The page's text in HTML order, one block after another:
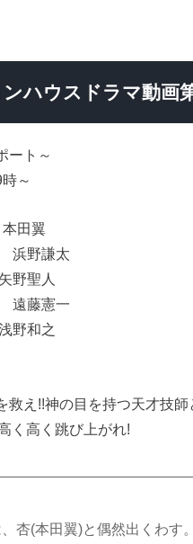
ハウスドラマ動画
ート～
～
田翼
野謙太
聖人
藤憲一
和之
救え!!神の目を持つ天才技
く高く跳び上がれ!
杏(本田翼)と偶然出くわす